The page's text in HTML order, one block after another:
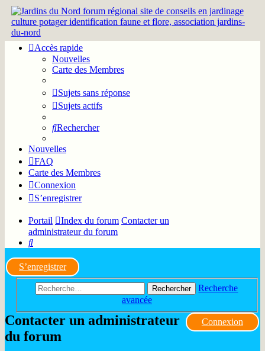
Accès rapide
Nouvelles
Carte des Membres
Sujets sans réponse
Sujets actifs
Rechercher
Nouvelles
FAQ
Carte des Membres
Connexion
S’enregistrer
Portail Index du forum Contacter un
administrateur du forum
Rechercher
S’enregistrer
Rechercher
Recherche
avancée
Connexion
Contacter un administrateur
du forum